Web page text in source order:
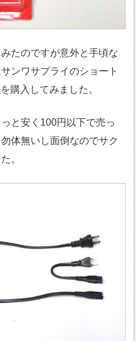
たのですが意外と手頃な
ンワサプライのショート
を購入してみました。
と安く100円以下で売っ
体無いし面倒なのでサク
。